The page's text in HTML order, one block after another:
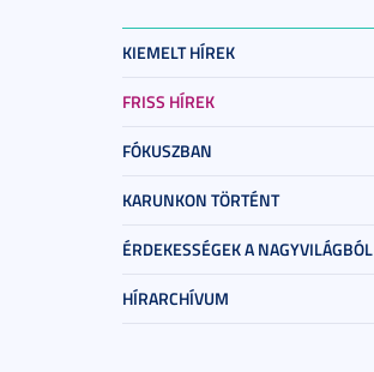
KIEMELT HÍREK
FRISS HÍREK
FÓKUSZBAN
KARUNKON TÖRTÉNT
ÉRDEKESSÉGEK A NAGYVILÁGBÓL
HÍRARCHÍVUM